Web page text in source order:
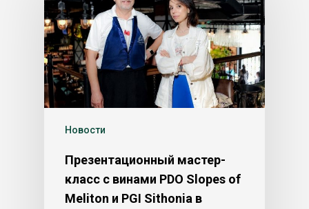
Новости
Презентационный мастер-
класс с винами PDO Slopes of
Meliton и PGI Sithonia в